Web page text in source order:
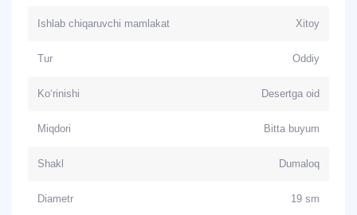
Ishlab chiqaruvchi mamlakat Xitoy
Tur Oddiy
Ko‘rinishi Desertga oid
Miqdori Bitta buyum
Shakl Dumaloq
Diametr 19 sm